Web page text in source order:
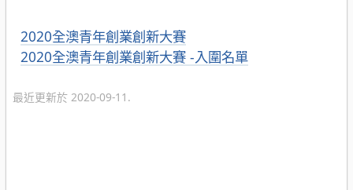
2020全澳青年創業創新大賽
2020全澳青年創業創新大賽 -入圍名單
最近更新於 2020-09-11.